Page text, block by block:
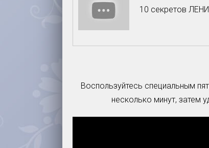
10 секретов
Воспользуйтесь специальным
несколько минут, затем